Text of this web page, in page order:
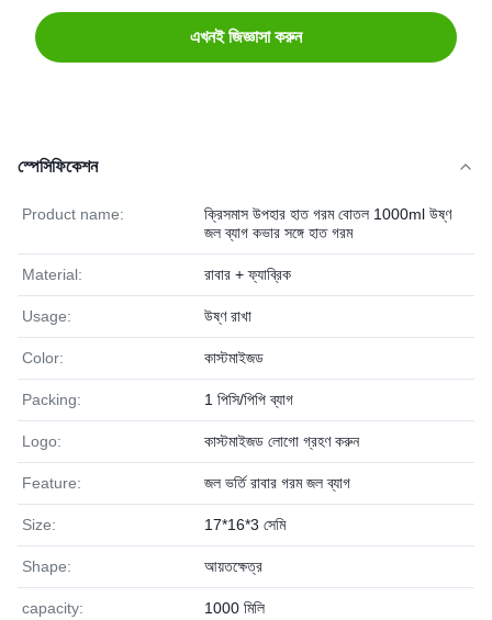
এখনই জিজ্ঞাসা করুন
স্পেসিফিকেশন
Product name:
ক্রিসমাস উপহার হাত গরম বোতল 1000ml উষ্ণ
জল ব্যাগ কভার সঙ্গে হাত গরম
Material: রাবার + ফ্যাব্রিক
Usage: উষ্ণ রাখা
Color: কাস্টমাইজড
Packing: 1 পিসি/পিপি ব্যাগ
Logo: কাস্টমাইজড লোগো গ্রহণ করুন
Feature: জল ভর্তি রাবার গরম জল ব্যাগ
Size: 17*16*3 সেমি
Shape: আয়তক্ষেত্র
capacity: 1000 মিলি